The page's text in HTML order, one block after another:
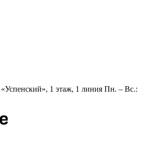
1 этаж, 1 линия Пн. – Вс.: